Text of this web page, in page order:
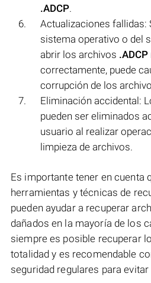
.ADCP.
Actualizaciones fallidas:
sistema operativo o del
abrir los archivos .ADCP
correctamente, puede
corrupción de los
Eliminación accidental:
pueden ser eliminados
usuario al realizar
limpieza de archivos.
Es importante tener en cuenta
herramientas y técnicas de
pueden ayudar a recuperar
dañados en la mayoría de los
siempre es posible recuperar
totalidad y es recomendable
seguridad regulares para